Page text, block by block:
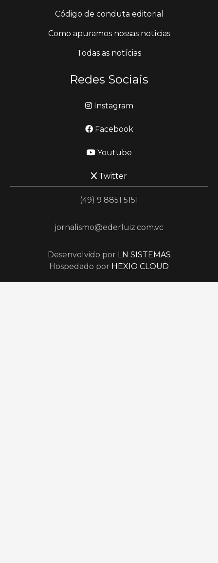
Código de conduta editorial
Como apuramos nossas notícias
Todas as notícias
Redes Sociais
Instagram
Facebook
Youtube
Twitter
(49) 9 8851 5151
jornalismo@ederluiz.com.vc
Desenvolvido por LN SISTEMAS
Hospedado por HEXIO CLOUD